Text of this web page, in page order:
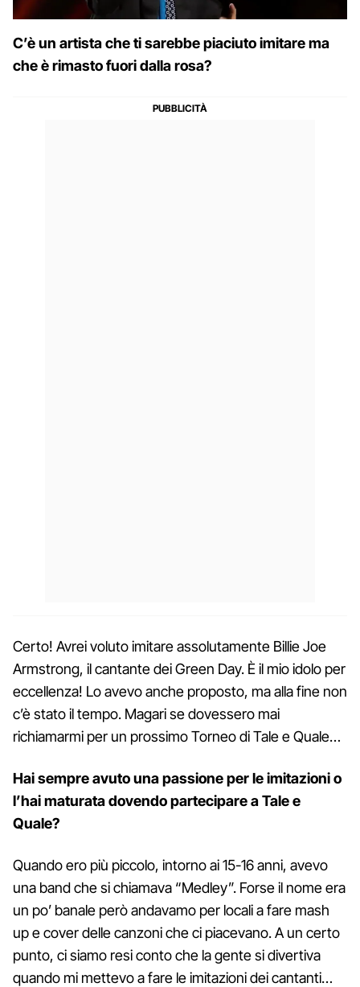
C’è un artista che ti sarebbe piaciuto imitare ma
che è rimasto fuori dalla rosa?
Certo! Avrei voluto imitare assolutamente Billie Joe
Armstrong, il cantante dei Green Day. È il mio idolo per
eccellenza! Lo avevo anche proposto, ma alla fine non
c’è stato il tempo. Magari se dovessero mai
richiamarmi per un prossimo Torneo di Tale e Quale…
Hai sempre avuto una passione per le imitazioni o
l’hai maturata dovendo partecipare a Tale e
Quale?
Quando ero più piccolo, intorno ai 15-16 anni, avevo
una band che si chiamava “Medley”. Forse il nome era
un po’ banale però andavamo per locali a fare mash
up e cover delle canzoni che ci piacevano. A un certo
punto, ci siamo resi conto che la gente si divertiva
quando mi mettevo a fare le imitazioni dei cantanti…